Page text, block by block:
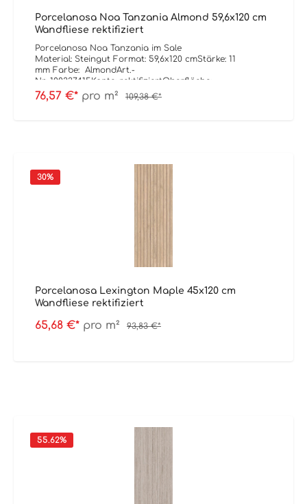
Porcelanosa Noa Tanzania Almond 59,6x120 cm
Wandfliese rektifiziert
Porcelanosa Noa Tanzania im Sale
Material: Steingut Format: 59,6x120 cmStärke: 11
mm Farbe: AlmondArt.-
Nr: 100337415Kante: rektifiziertOberfläche:
matt Verpackungsdaten:Paketinhalt: 2,51
m²Paletteninhalt: 42,91 m²
76,57 €* pro m² 109,38 €*
30%
Porcelanosa Lexington Maple 45x120 cm
Wandfliese rektifiziert
65,68 €* pro m² 93,83 €*
55.62%